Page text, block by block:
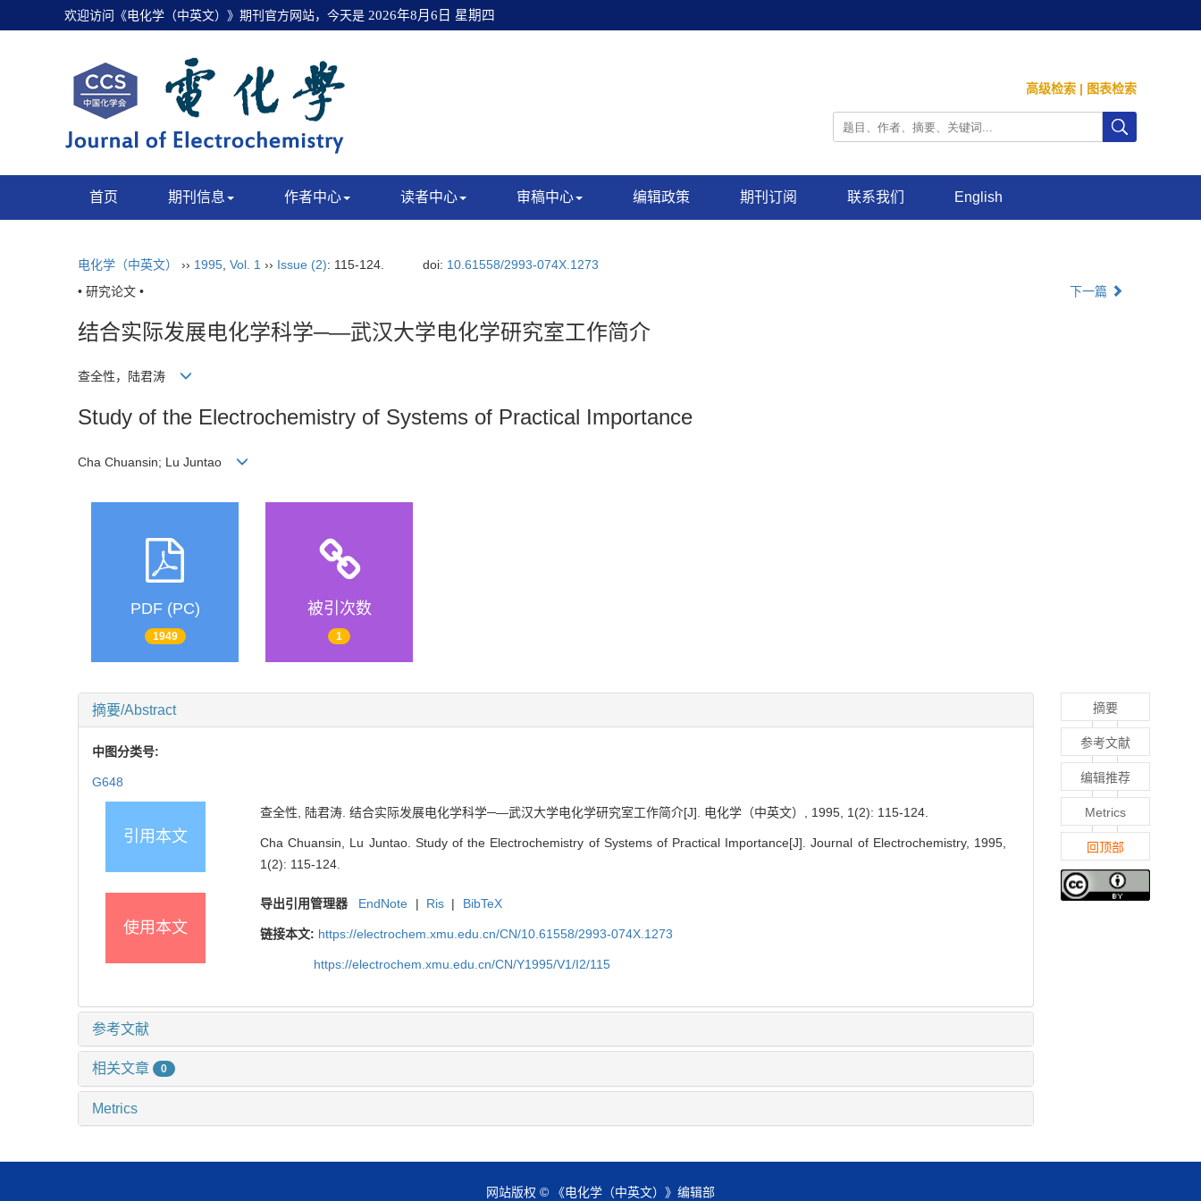
欢迎访问《电化学（中英文）》期刊官方网站，今天是 2026年8月6日 星期四
高级检索 | 图表检索
首页 期刊信息 作者中心 读者中心 审稿中心 编辑政策 期刊订阅 联系我们 English
电化学（中英文） ›› 1995 Vol. 1 ›› Issue (2): 115-124. doi: 10.61558/2993-074X.1273
• 研究论文 •
下一篇
结合实际发展电化学科学─—武汉大学电化学研究室工作简介
查全性，陆君涛
Study of the Electrochemistry of Systems of Practical Importance
Cha Chuansin; Lu Juntao
PDF (PC)
1949
被引次数
1
摘要/Abstract
中图分类号:
G648
引用本文
查全性, 陆君涛. 结合实际发展电化学科学─—武汉大学电化学研究室工作简介[J]. 电化学（中英文）, 1995, 1(2): 115-124.
Cha Chuansin, Lu Juntao. Study of the Electrochemistry of Systems of Practical Importance[J]. Journal of Electrochemistry, 1995,
1(2): 115-124.
使用本文
导出引用管理器 EndNote | Ris | BibTeX
链接本文: https://electrochem.xmu.edu.cn/CN/10.61558/2993-074X.1273
https://electrochem.xmu.edu.cn/CN/Y1995/V1/I2/115
参考文献
相关文章 0
Metrics
摘要
参考文献
编辑推荐
Metrics
回顶部
网站版权 © 《电化学（中英文）》编辑部